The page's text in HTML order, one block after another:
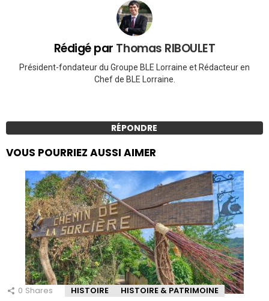
Rédigé par Thomas RIBOULET
Président-fondateur du Groupe BLE Lorraine et Rédacteur en
Chef de BLE Lorraine.
RÉPONDRE
VOUS POURRIEZ AUSSI AIMER
0 Shares HISTOIRE HISTOIRE & PATRIMOINE